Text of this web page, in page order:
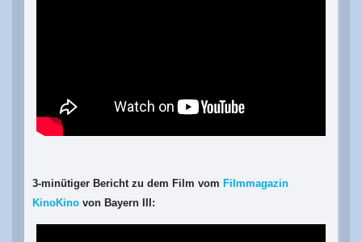
3-minütiger Bericht zu dem Film vom Filmmagazin
KinoKino von Bayern III: